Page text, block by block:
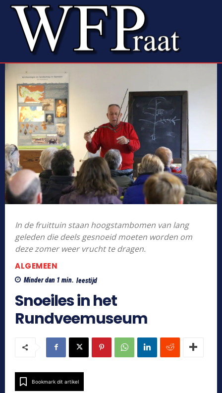
In de fruittuin staan hoogstambomen van lang
geleden die deels gesnoeid moeten worden om
deze zomer weer vrucht te dragen.
ALGEMEEN
Minder dan 1 min. leestijd
Snoeiles in het
Rundveemuseum
Bookmark dit artikel